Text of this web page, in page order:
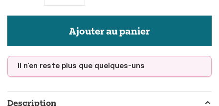
Ajouter au panier
Il n'en reste plus que quelques-uns
Description